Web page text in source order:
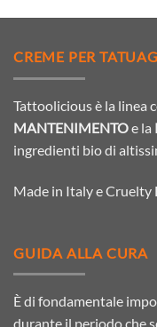
CREME PER
Tattoolicious è la linea
MANTENIMENTOe la
ingredienti bio di
Made in Italy e Cruelty
GUIDA ALLA CURA
È di fondamentale
durante il periodo che